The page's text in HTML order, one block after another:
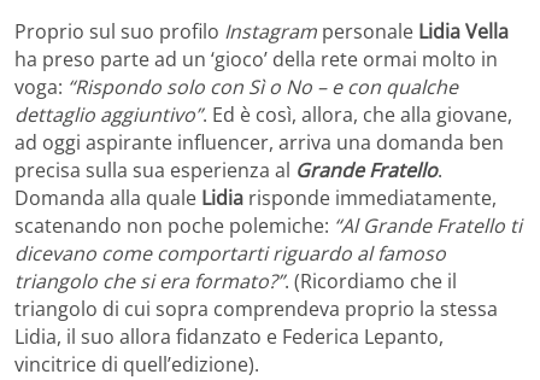
Proprio sul suo profilo Instagram personale Lidia Vella
ha preso parte ad un ‘gioco’ della rete ormai molto in
voga: “Rispondo solo con Sì o No – e con qualche
dettaglio aggiuntivo”. Ed è così, allora, che alla giovane,
ad oggi aspirante influencer, arriva una domanda ben
precisa sulla sua esperienza al Grande Fratello.
Domanda alla quale Lidia risponde immediatamente,
scatenando non poche polemiche: “Al Grande Fratello ti
dicevano come comportarti riguardo al famoso
triangolo che si era formato?”. (Ricordiamo che il
triangolo di cui sopra comprendeva proprio la stessa
Lidia, il suo allora fidanzato e Federica Lepanto,
vincitrice di quell’edizione).